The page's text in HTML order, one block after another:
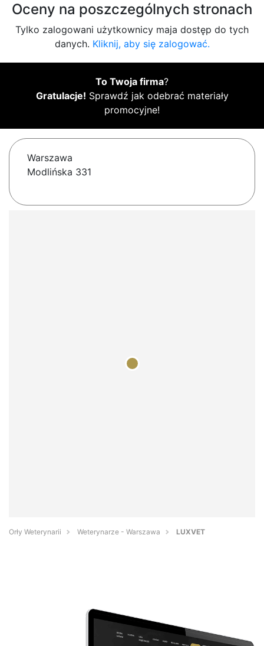
Oceny na poszczególnych stronach
Tylko zalogowani użytkownicy maja dostęp do tych
danych. Kliknij, aby się zalogować.
To Twoja firma?
Gratulacje! Sprawdź jak odebrać materiały
promocyjne!
Warszawa
Modlińska 331
Orły Weterynarii Weterynarze - Warszawa LUXVET